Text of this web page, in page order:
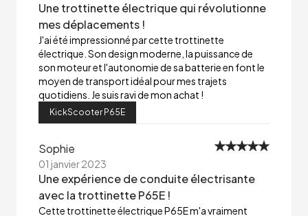
Une trottinette électrique qui révolutionne
mes déplacements !
J'ai été impressionné par cette trottinette
électrique. Son design moderne, la puissance de
son moteur et l'autonomie de sa batterie en font le
moyen de transport idéal pour mes trajets
quotidiens. Je suis ravi de mon achat !
KickScooter P65E
Sophie
01 janvier 2023
Une expérience de conduite électrisante
avec la trottinette P65E !
Cette trottinette électrique P65E m'a vraiment